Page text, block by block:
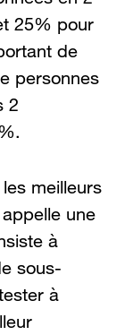
25% pour
de
personnes
2
meilleurs
une
à
sous-
à